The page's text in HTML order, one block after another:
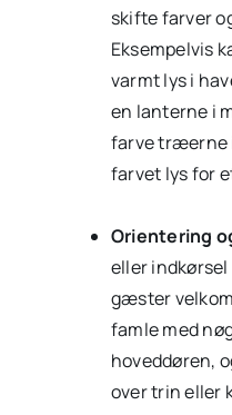
skifte farver
Eksempelvis
varmt lys i
en lanterne i
farve træerne
farvet lys for
Orientering
eller indkørsel
gæster
famle med
hoveddøren,
over trin eller